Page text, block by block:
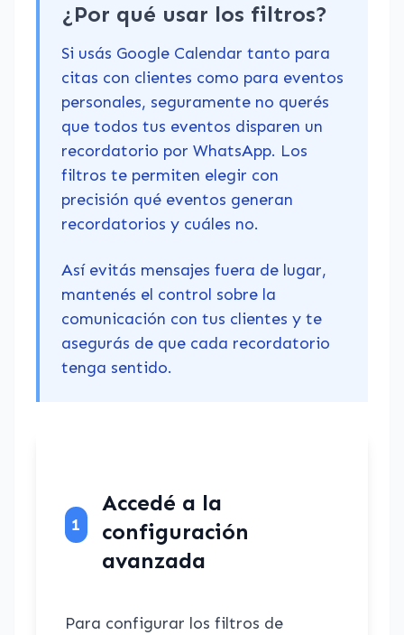
¿Por qué usar los filtros?
Si usás Google Calendar tanto para
citas con clientes como para eventos
personales, seguramente no querés
que todos tus eventos disparen un
recordatorio por WhatsApp. Los
filtros te permiten elegir con
precisión qué eventos generan
recordatorios y cuáles no.
Así evitás mensajes fuera de lugar,
mantenés el control sobre la
comunicación con tus clientes y te
asegurás de que cada recordatorio
tenga sentido.
1
Accedé a la
configuración
avanzada
Para configurar los filtros de